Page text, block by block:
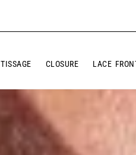
TISSAGE CLOSURE LACE